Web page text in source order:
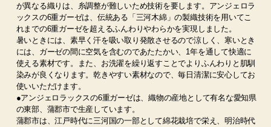
が異なる織りは、糸調整が難しいため技術を要します。アンジェロラ
ックスの6重ガーゼは、伝統ある「三河木綿」の製織技術を用いてこ
れまでの6重ガーゼを超えるふんわりやわらかを実現しました。
暑いときには、素早く汗を吸い取り発散させるので涼しく、寒いとき
には、ガーゼの間に空気を含むのであたたかい、1年を通して快適に
使える素材です。また、お洗濯を繰り返すことでよりふんわりと肌馴
染みが良くなります。乾きやすい素材なので、毎日清潔に安心してお
使いいただけます。
●アンジェロラックスの6重ガーゼは、織物の産地として有名な愛知県
の東部、蒲郡市で生産しています。
蒲郡市は、江戸時代に三河国の一部として綿花栽培で栄え、明治時代